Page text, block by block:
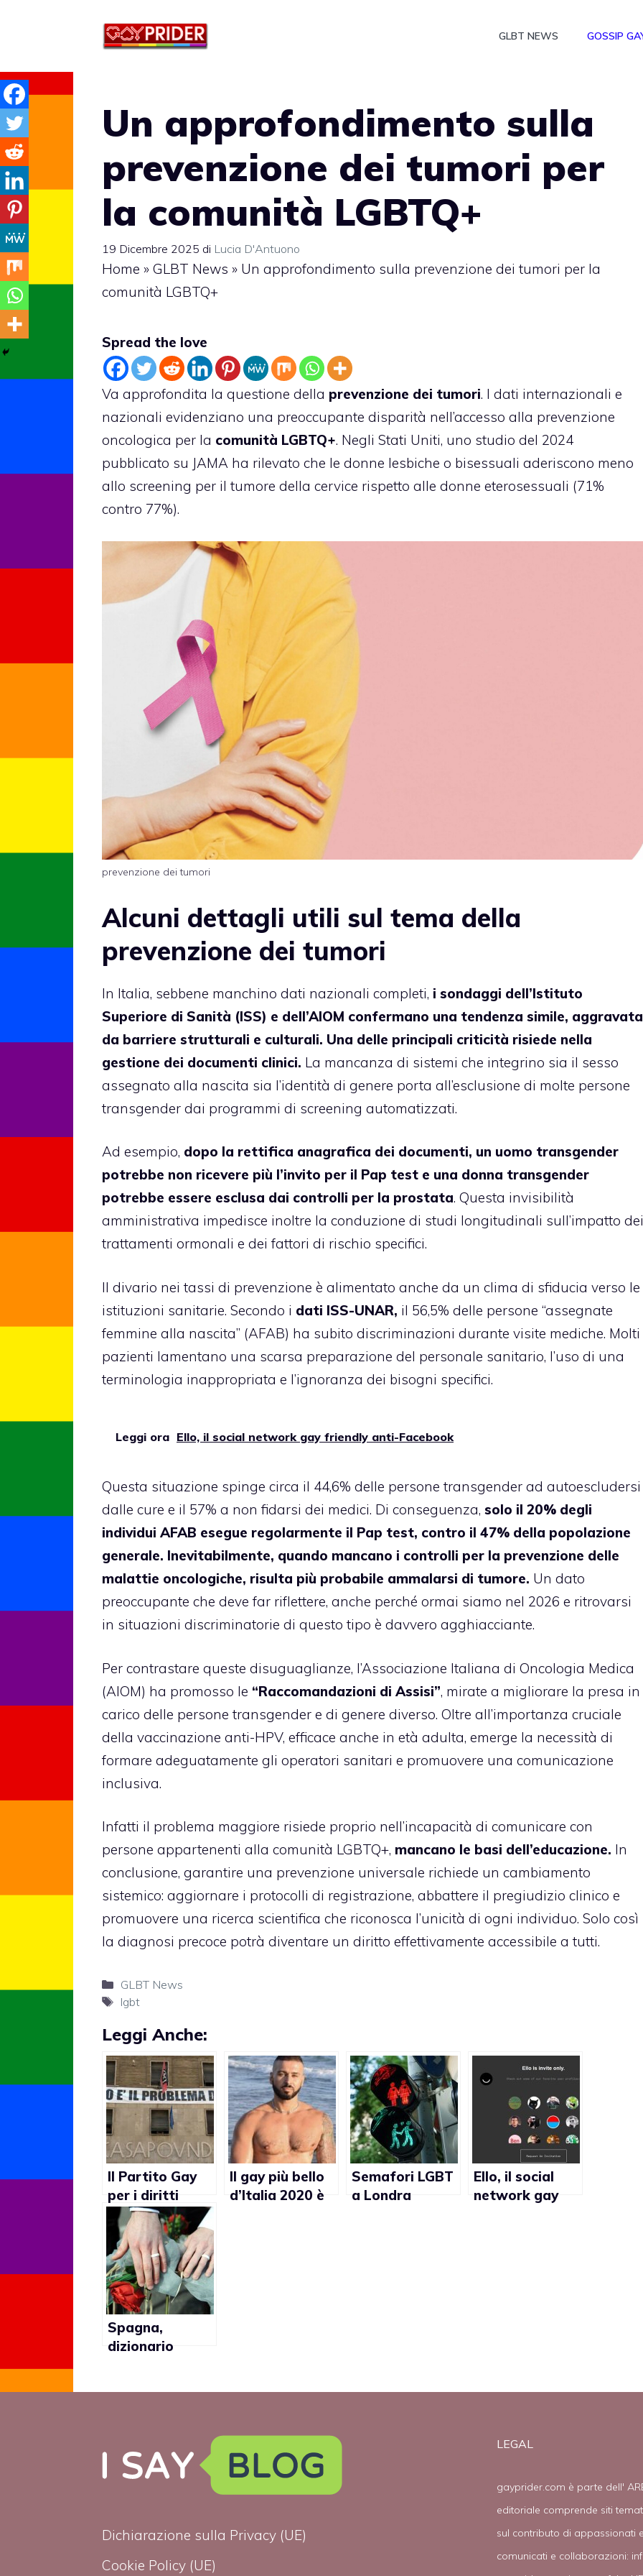
GLBT NEWS GOSSIP
Un approfondimento sulla
prevenzione dei tumori per
la comunità LGBTQ+
19 Dicembre 2025 di Lucia D'Antuono
Home » GLBT News » Un approfondimento sulla prevenzione dei tumori per la
comunità LGBTQ+
Spread the love
Va approfondita la questione della prevenzione dei tumori. I dati internazionali e
nazionali evidenziano una preoccupante disparità nell’accesso alla prevenzione
oncologica per la comunità LGBTQ+. Negli Stati Uniti, uno studio del 2024
pubblicato su JAMA ha rilevato che le donne lesbiche o bisessuali aderiscono meno
allo screening per il tumore della cervice rispetto alle donne eterosessuali (71%
contro 77%).
prevenzione dei tumori
Alcuni dettagli utili sul tema della
prevenzione dei tumori
In Italia, sebbene manchino dati nazionali completi, i sondaggi dell’Istituto
Superiore di Sanità (ISS) e dell’AIOM confermano una tendenza simile, aggravata
da barriere strutturali e culturali. Una delle principali criticità risiede nella
gestione dei documenti clinici. La mancanza di sistemi che integrino sia il sesso
assegnato alla nascita sia l’identità di genere porta all’esclusione di molte persone
transgender dai programmi di screening automatizzati.
Ad esempio, dopo la rettifica anagrafica dei documenti, un uomo transgender
potrebbe non ricevere più l’invito per il Pap test e una donna transgender
potrebbe essere esclusa dai controlli per la prostata. Questa invisibilità
amministrativa impedisce inoltre la conduzione di studi longitudinali sull’impatto dei
trattamenti ormonali e dei fattori di rischio specifici.
Il divario nei tassi di prevenzione è alimentato anche da un clima di sfiducia verso le
istituzioni sanitarie. Secondo i dati ISS-UNAR, il 56,5% delle persone “assegnate
femmine alla nascita” (AFAB) ha subito discriminazioni durante visite mediche. Molti
pazienti lamentano una scarsa preparazione del personale sanitario, l’uso di una
terminologia inappropriata e l’ignoranza dei bisogni specifici.
Leggi ora Ello, il social network gay friendly anti-Facebook
Questa situazione spinge circa il 44,6% delle persone transgender ad autoescludersi
dalle cure e il 57% a non fidarsi dei medici. Di conseguenza, solo il 20% degli
individui AFAB esegue regolarmente il Pap test, contro il 47% della popolazione
generale. Inevitabilmente, quando mancano i controlli per la prevenzione delle
malattie oncologiche, risulta più probabile ammalarsi di tumore. Un dato
preoccupante che deve far riflettere, anche perché ormai siamo nel 2026 e ritrovarsi
in situazioni discriminatorie di questo tipo è davvero agghiacciante.
Per contrastare queste disuguaglianze, l’Associazione Italiana di Oncologia Medica
(AIOM) ha promosso le “Raccomandazioni di Assisi”, mirate a migliorare la presa in
carico delle persone transgender e di genere diverso. Oltre all’importanza cruciale
della vaccinazione anti-HPV, efficace anche in età adulta, emerge la necessità di
formare adeguatamente gli operatori sanitari e promuovere una comunicazione
inclusiva.
Infatti il problema maggiore risiede proprio nell’incapacità di comunicare con
persone appartenenti alla comunità LGBTQ+, mancano le basi dell’educazione. In
conclusione, garantire una prevenzione universale richiede un cambiamento
sistemico: aggiornare i protocolli di registrazione, abbattere il pregiudizio clinico e
promuovere una ricerca scientifica che riconosca l’unicità di ogni individuo. Solo così
la diagnosi precoce potrà diventare un diritto effettivamente accessibile a tutti.
Categorie
GLBT News
Tag
lgbt
Leggi Anche:
Il Partito Gay
per i diritti
LGBT+ chiede lo
sgombero di
Casapound a
Roma
Il gay più bello
d’Italia 2020 è
Semafori LGBT
a Londra
Ello, il social
network gay
Spagna,
dizionario
Dichiarazione sulla Privacy (UE)
Cookie Policy (UE)
LEGAL
gayprider.com è parte dell'
editoriale comprende siti
sul contributo di appassionati
comunicati e collaborazioni: